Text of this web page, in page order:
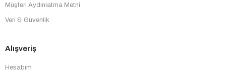
Müşteri Aydınlatma Metni
Veri & Güvenlik
Alışveriş
Hesabım